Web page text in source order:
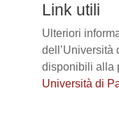
Link utili
Ulteriori
disponibili alla
Università di